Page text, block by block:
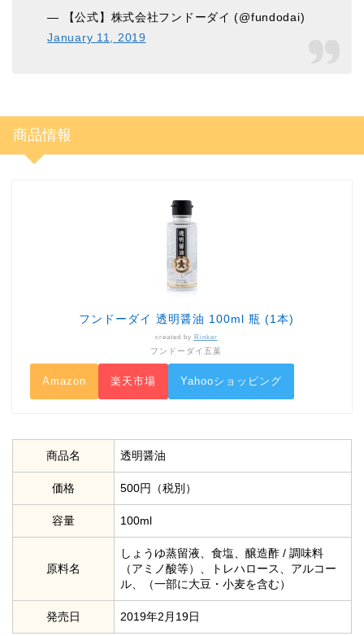
— 【公式】株式会社フンドーダイ (@fundodai)
January 11, 2019
商品情報
フンドーダイ 透明醤油 100ml 瓶 (1本)
created by Rinker
フンドーダイ五葉
Amazon 楽天市場 Yahooショッピング
商品名 透明醤油
価格 500円（税別）
容量 100ml
原料名
しょうゆ蒸留液、食塩、醸造酢 / 調味料
（アミノ酸等）、トレハロース、アルコー
ル、（一部に大豆・小麦を含む）
発売日 2019年2月19日